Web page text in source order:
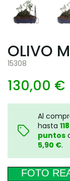
OLIVO
15308
130,00 €
Al
hasta 118
puntos
5,90 €.
FOTO